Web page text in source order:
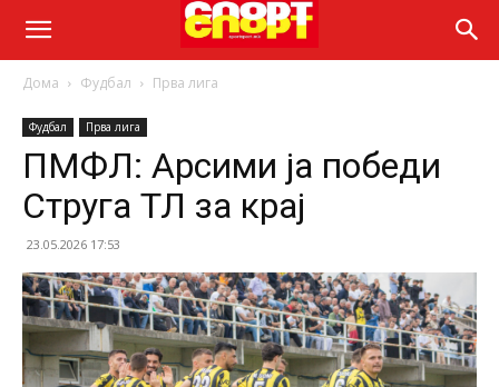
Дома Фудбал Прва лига
Фудбал Прва лига
ПМФЛ: Арсими ја победи
Струга ТЛ за крај
23.05.2026 17:53